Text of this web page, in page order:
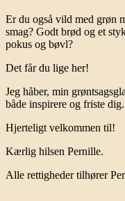
Er du også vild med grøn
smag? Godt brød og et
pokus og bøvl?
Det får du lige her!
Jeg håber, min
både inspirere og friste dig.
Hjerteligt velkommen til!
Kærlig hilsen Pernille.
Alle rettigheder tilhører